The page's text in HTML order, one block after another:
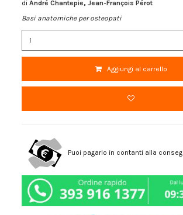
diAndré Chantepie,Jean-François Pérot
Basi anatomiche per osteopati
Aggiungi al carrello
Puoi pagarlo in contanti alla